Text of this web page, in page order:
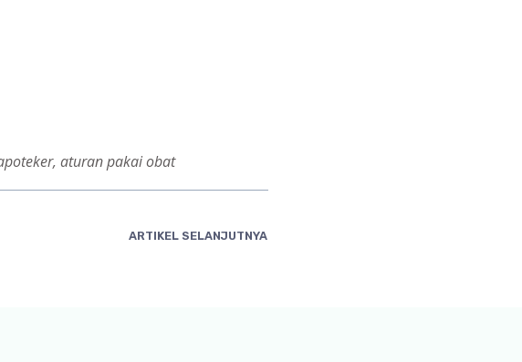
aturan pakai obat
ARTIKEL SELANJUTNYA